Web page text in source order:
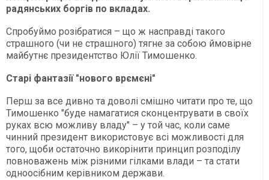
радянських боргів по вкладах.
Спробуймо розібратися – що ж насправді такого
страшного (чи не страшного) тягне за собою ймовірне
майбутнє президентство Юлії Тимошенко.
Старі фантазії "нового врємєні"
Перш за все дивно та доволі смішно читати про те, що
Тимошенко "буде намагатися сконцентрувати в своїх
руках всю можливу владу" – у той час, коли саме
чинний президент використовує всі можливості для
того, щоби остаточно викорінити принцип розподілу
повноважень між різними гілками влади – та стати
одноосібним керівником держави.